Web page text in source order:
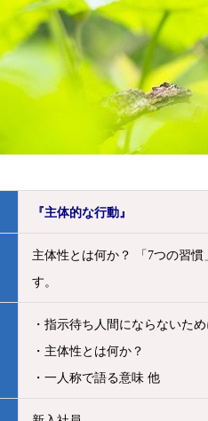
『主体的な行動』
主体性とは何か？ 「7つの習
す。
・指示待ち人間にならないため
・主体性とは何か？
・一人称で語る意味 他